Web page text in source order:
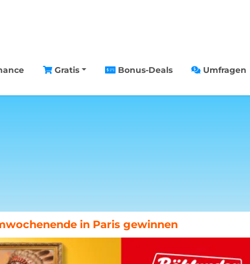
Gratis Bonus-Deals Umfragen
auf 500€ MediaMarkt-Gutschein